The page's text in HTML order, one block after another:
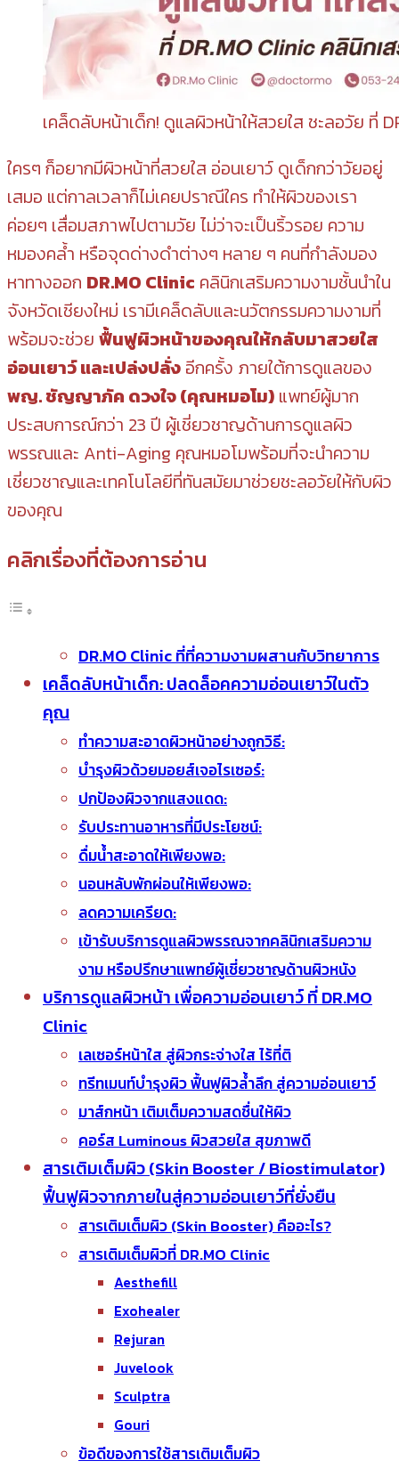
เคล็ดลับหน้าเด็ก! ดูแลผิวหน้าให้สวยใส ชะลอวัย ที่
ใครๆ ก็อยากมีผิวหน้าที่สวยใส อ่อนเยาว์ ดูเด็กกว่าวัยอยู่
เสมอ แต่กาลเวลาก็ไม่เคยปราณีใคร ทำให้ผิวของเรา
ค่อยๆ เสื่อมสภาพไปตามวัย ไม่ว่าจะเป็นริ้วรอย ความ
หมองคล้ำ หรือจุดด่างดำต่างๆ หลาย ๆ คนที่กำลังมอง
หาทางออก DR.MO Clinic คลินิกเสริมความงามชั้นนำใน
จังหวัดเชียงใหม่ เรามีเคล็ดลับและนวัตกรรมความงามที่
พร้อมจะช่วย ฟื้นฟูผิวหน้าของคุณให้กลับมาสวยใส
อ่อนเยาว์ และเปล่งปลั่ง อีกครั้ง ภายใต้การดูแลของ
พญ. ชัญญาภัค ดวงใจ (คุณหมอโม) แพทย์ผู้มาก
ประสบการณ์กว่า 23 ปี ผู้เชี่ยวชาญด้านการดูแลผิว
พรรณและ Anti-Aging คุณหมอโมพร้อมที่จะนำความ
เชี่ยวชาญและเทคโนโลยีที่ทันสมัยมาช่วยชะลอวัยให้กับผิว
ของคุณ
คลิกเรื่องที่ต้องการอ่าน
DR.MO Clinic ที่ที่ความงามผสานกับวิทยาการ
เคล็ดลับหน้าเด็ก: ปลดล็อคความอ่อนเยาว์ในตัว
คุณ
ทำความสะอาดผิวหน้าอย่างถูกวิธี:
บำรุงผิวด้วยมอยส์เจอไรเซอร์:
ปกป้องผิวจากแสงแดด:
รับประทานอาหารที่มีประโยชน์:
ดื่มน้ำสะอาดให้เพียงพอ:
นอนหลับพักผ่อนให้เพียงพอ:
ลดความเครียด:
เข้ารับบริการดูแลผิวพรรณจากคลินิกเสริมความ
งาม หรือปรึกษาแพทย์ผู้เชี่ยวชาญด้านผิวหนัง
บริการดูแลผิวหน้า เพื่อความอ่อนเยาว์ ที่ DR.MO
Clinic
เลเซอร์หน้าใส สู่ผิวกระจ่างใส ไร้ที่ติ
ทรีทเมนท์บำรุงผิว ฟื้นฟูผิวล้ำลึก สู่ความอ่อนเยาว์
มาส์กหน้า เติมเต็มความสดชื่นให้ผิว
คอร์ส Luminous ผิวสวยใส สุขภาพดี
สารเติมเต็มผิว (Skin Booster / Biostimulator)
ฟื้นฟูผิวจากภายในสู่ความอ่อนเยาว์ที่ยั่งยืน
สารเติมเต็มผิว (Skin Booster) คืออะไร?
สารเติมเต็มผิวที่ DR.MO Clinic
Aesthefill
Exohealer
Rejuran
Juvelook
Sculptra
Gouri
ข้อดีของการใช้สารเติมเต็มผิว